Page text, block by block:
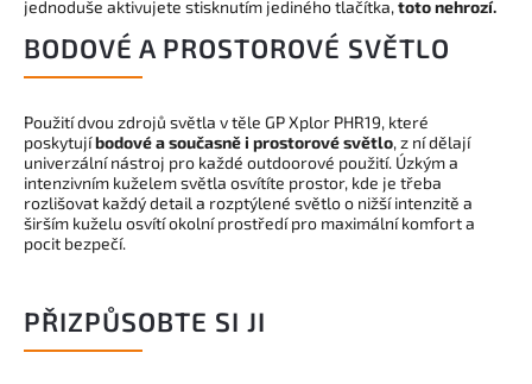
jednoduše aktivujete stisknutím jediného tlačítka,toto nehrozí.
BODOVÉ A PROSTOROVÉ SVĚTLO
Použití dvou zdrojů světla v těle GP Xplor PHR19, které
poskytujíbodové a současně i prostorové světlo, z ní dělají
univerzální nástroj pro každé outdoorové použití. Úzkým a
intenzivním kuželem světla osvítíte prostor, kde je třeba
rozlišovat každý detail a rozptýlené světlo o nižší intenzitě a
širším kuželu osvítí okolní prostředí pro maximální komfort a
pocit bezpečí.
PŘIZPŮSOBTE SI JI